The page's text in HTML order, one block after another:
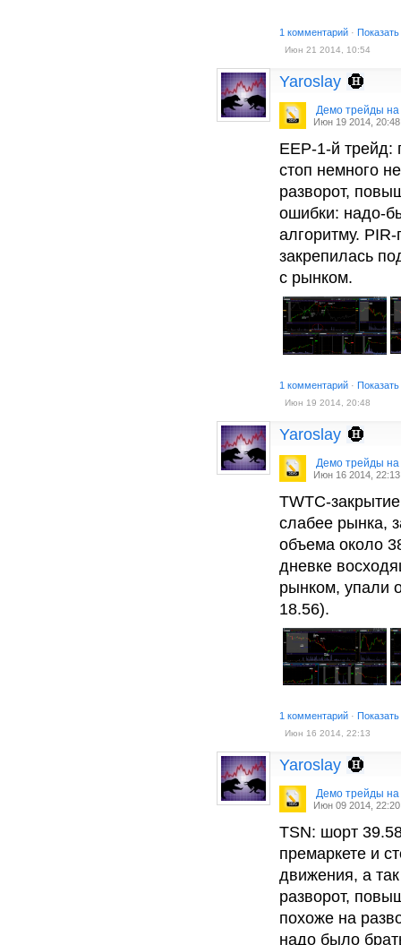
1 комментарий ·
Июн 21 2014, 10:54
Yaroslay
Демо трейды на
Июн 19 2014, 20:48
EEP-1-й трейд:
стоп немного
разворот,
ошибки: надо-
алгоритму. PIR-
закрепилась
с рынком.
1 комментарий ·
Июн 19 2014, 20:48
Yaroslay
Демо трейды на
Июн 16 2014, 22:13
TWTC-
слабее рынка,
объема около
дневке
рынком, упали
18.56).
1 комментарий ·
Июн 16 2014, 22:13
Yaroslay
Демо трейды на
Июн 09 2014, 22:20
TSN: шорт
премаркете и
движения, а
разворот,
похоже на
надо было